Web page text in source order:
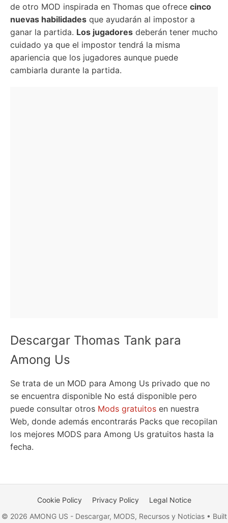
de otro MOD inspirada en Thomas que ofrece cinco
nuevas habilidades que ayudarán al impostor a
ganar la partida. Los jugadores deberán tener mucho
cuidado ya que el impostor tendrá la misma
apariencia que los jugadores aunque puede
cambiarla durante la partida.
Descargar Thomas Tank para
Among Us
Se trata de un MOD para Among Us privado que no
se encuentra disponible No está disponible pero
puede consultar otros Mods gratuitos en nuestra
Web, donde además encontrarás Packs que recopilan
los mejores MODS para Among Us gratuitos hasta la
fecha.
Cookie Policy Privacy Policy
Legal Notice
© 2026 AMONG US - Descargar, MODS, Recursos y Noticias • Built